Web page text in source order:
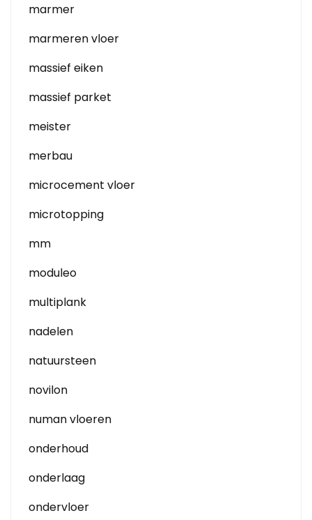
marmer
marmeren vloer
massief eiken
massief parket
meister
merbau
microcement vloer
microtopping
mm
moduleo
multiplank
nadelen
natuursteen
novilon
numan vloeren
onderhoud
onderlaag
ondervloer